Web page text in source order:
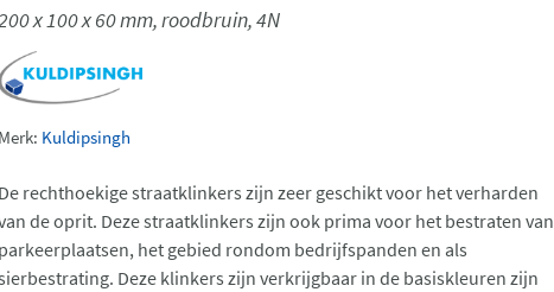
x 100 x 60 mm, roodbruin, 4N
Merk: Kuldipsingh
De rechthoekige straatklinkers zijn zeer geschikt voor het verharden
de oprit. Deze straatklinkers zijn ook prima voor het bestraten van
parkeerplaatsen, het gebied rondom bedrijfspanden en als
Deze klinkers zijn verkrijgbaar in de basiskleuren zijn